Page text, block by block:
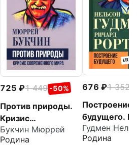
725 1 449 -50%
Против природы.
Кризис
современного мира
Букчин Мюррей
Родина
676 1 352
Построение
будущего.
создается
Гудмен
Родина